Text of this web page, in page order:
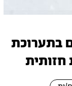
בתערוכת